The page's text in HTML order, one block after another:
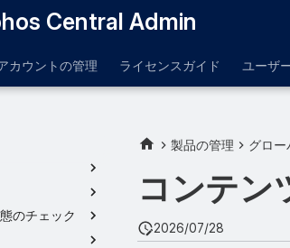
Central Admin
カウントの管理 ライセンスガイド ユーザ
のチェック
製品の管理 グロー
コンテン
2026/07/28